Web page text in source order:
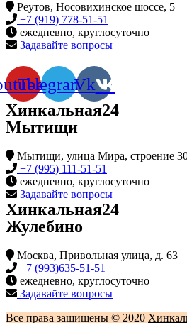
Реутов, Носовихинское шоссе, 5
+7 (919) 778-51-51
ежедневно, круглосуточно
Задавайте вопросы
TelegramVk
Хинкальная24
Мытищи
Мытищи, улица Мира, строение
+7 (995) 111-51-51
ежедневно, круглосуточно
Задавайте вопросы
Хинкальная24
Жулебино
Москва, Привольная улица, д. 63
+7 (993)635-51-51
ежедневно, круглосуточно
Задавайте вопросы
Все права защищены © 2020